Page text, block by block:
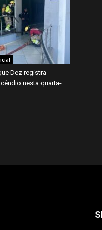
Dez registra
nesta quarta-